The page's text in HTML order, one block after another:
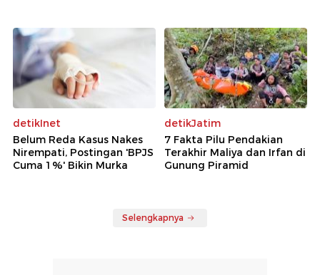
detikInet
Belum Reda Kasus Nakes
Nirempati, Postingan 'BPJS
Cuma 1%' Bikin Murka
detikJatim
7 Fakta Pilu Pendakian
Terakhir Maliya dan Irfan di
Gunung Piramid
Selengkapnya